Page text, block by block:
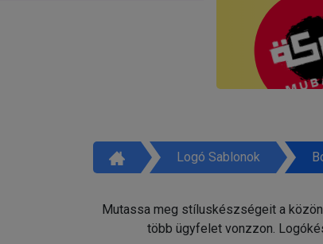
Logó Sablonok
Mutassa meg stíluskészségeit a
több ügyfelet vonzzon.